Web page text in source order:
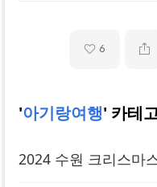
6
'아기랑여행' 카테
2024 수원 크리스마